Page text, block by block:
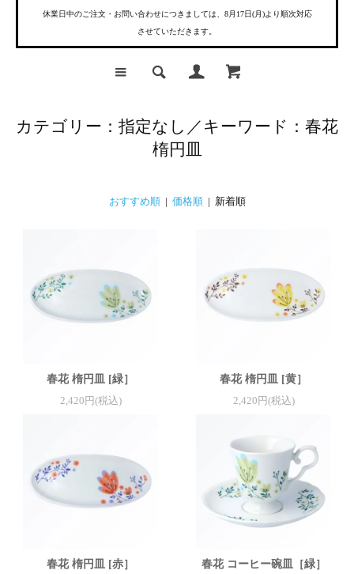
休業日中のご注文・お問い合わせにつきましては、8月17日(月)より順次対応
させていただきます。
カテゴリー：指定なし／キーワード：春花
楕円皿
おすすめ順 価格順 | 新着順
春花 楕円皿 [緑］
2,420円(税込)
春花 楕円皿 [黄］
2,420円(税込)
春花 楕円皿 [赤］ 春花 コーヒー碗皿［緑］